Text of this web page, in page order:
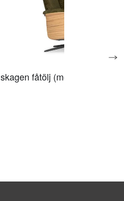
skagen fåtölj (movie 9281